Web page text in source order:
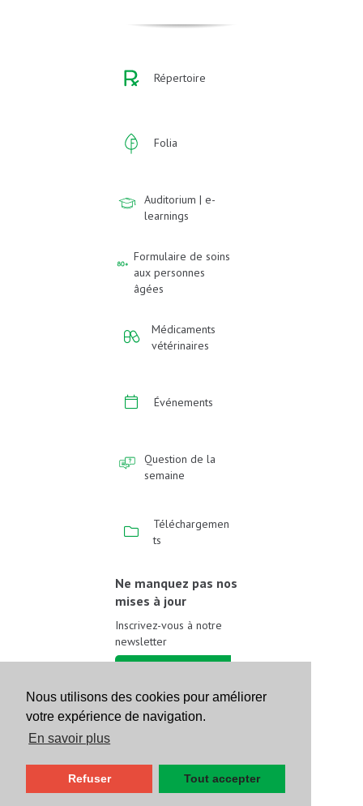
Nous utilisons des cookies pour améliorer
votre expérience de navigation.
En savoir plus
Refuser Tout accepter
Répertoire
Folia
Auditorium | e-
learnings
Formulaire de soins
aux personnes
âgées
Médicaments
vétérinaires
Événements
Question de la
semaine
Téléchargemen
ts
Ne manquez pas nos
mises à jour
Inscrivez-vous à notre
newsletter
Suivez-nous sur les